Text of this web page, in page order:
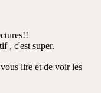
, c'est super.
lire et de voir les